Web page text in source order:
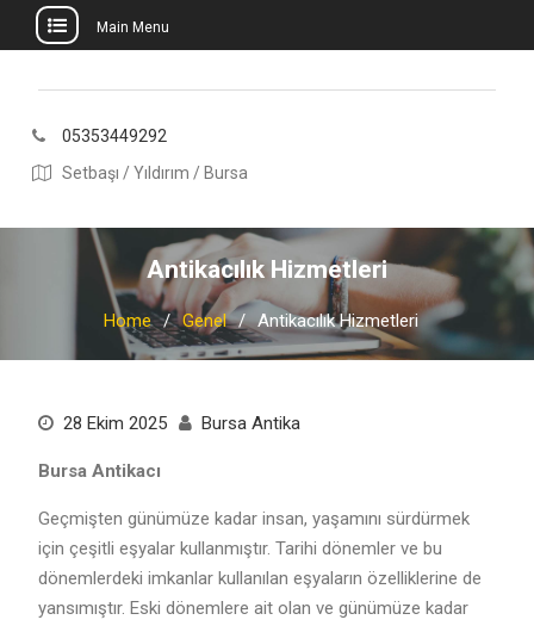
content
Main Menu
05353449292
Setbaşı / Yıldırım / Bursa
Antikacılık Hizmetleri
Home Genel Antikacılık Hizmetleri
28 Ekim 2025 Bursa Antika
Bursa Antikacı
Geçmişten günümüze kadar insan, yaşamını sürdürmek
için çeşitli eşyalar kullanmıştır. Tarihi dönemler ve bu
dönemlerdeki imkanlar kullanılan eşyaların özelliklerine de
yansımıştır. Eski dönemlere ait olan ve günümüze kadar